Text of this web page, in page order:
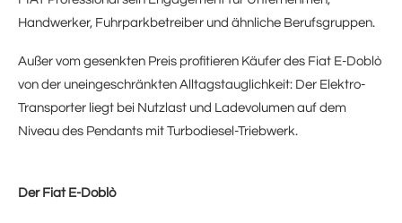
Handwerker, Fuhrparkbetreiber und ähnliche Berufsgruppen.
Außer vom gesenkten Preis profitieren Käufer des Fiat E-Doblò
von der uneingeschränkten Alltagstauglichkeit: Der Elektro-
Transporter liegt bei Nutzlast und Ladevolumen auf dem
Niveau des Pendants mit Turbodiesel-Triebwerk.
Der Fiat E-Doblò